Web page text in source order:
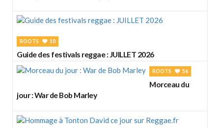
ROOTS 10
Guide des festivals reggae : JUILLET 2026
ROOTS 56
Morceau du
jour : War de Bob Marley